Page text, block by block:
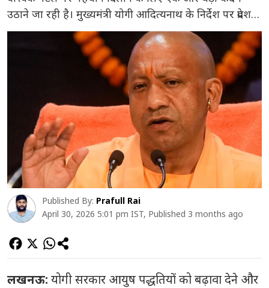
उठाने जा रही है। मुख्यमंत्री योगी आदित्यनाथ के निर्देश पर प्रदेश
के आयुष कॉलेजों में 2500 वर्ष पुरानी पारंपरिक चिकित्सा प्रणाली
‘सोवा रिग्पा’ (अमची चिकित्सा) और सिद्ध पद्धति की पढ़ाई शुरू
करने की तैयारी की […]
Published By: Prafull Rai
April 30, 2026 5:01 pm IST, Published 3 months ago
लखनऊ: योगी सरकार आयुष पद्धतियों को बढ़ावा देने और